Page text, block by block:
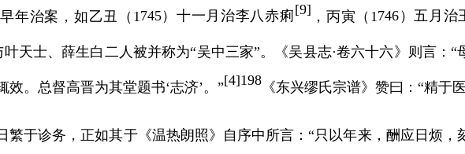
年治案，如乙丑（ 1 745）十一月治李八赤痢[9] ，丙寅（ 1 746）五月治
叶天士、薛生白二人被并称为“吴中三家”。《吴县志·卷六十六》则言：
。总督高晋为其堂题书‘志济’。”[4]198《东兴缪氏宗谱》赞曰： “精于
繁于诊务，正如其于《温热朗照》自序中所言：“只以年来，酬应日烦，